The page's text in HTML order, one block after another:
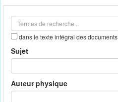
dans le texte intégral des documents
Sujet
Auteur physique